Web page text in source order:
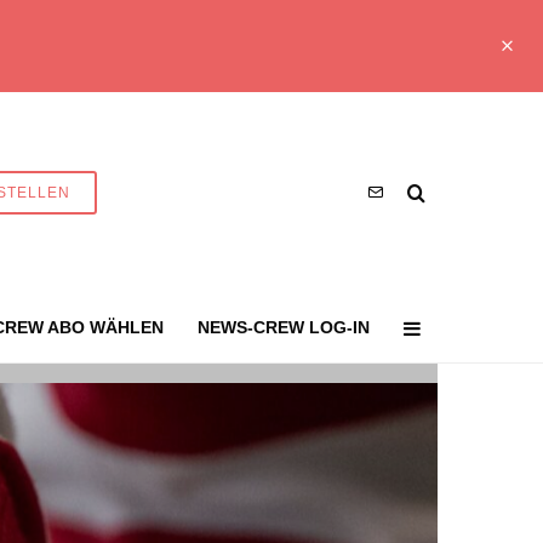
ABO WÄHLEN NEWS-CREW LOG-IN